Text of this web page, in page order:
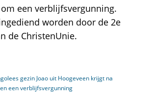
een verblijfsvergunning.
worden door de 2e
de ChristenUnie.
gezin Joao uit Hoogeveen krijgt na
een verblijfsvergunning